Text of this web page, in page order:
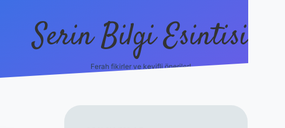
Serin Bilgi Esintisi
Ferah fikirler ve keyifli öneriler!
ilbet giriş